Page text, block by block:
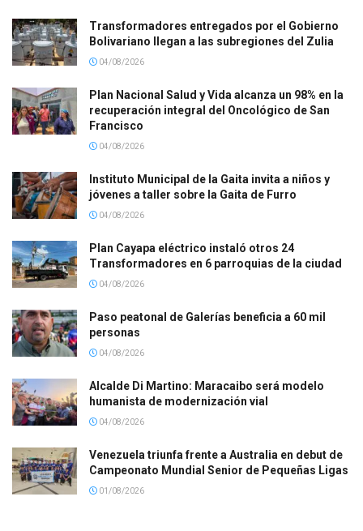
Transformadores entregados por el Gobierno
Bolivariano llegan a las subregiones del Zulia
04/08/2026
Plan Nacional Salud y Vida alcanza un 98% en la
recuperación integral del Oncológico de San
Francisco
04/08/2026
Instituto Municipal de la Gaita invita a niños y
jóvenes a taller sobre la Gaita de Furro
04/08/2026
Plan Cayapa eléctrico instaló otros 24
Transformadores en 6 parroquias de la ciudad
04/08/2026
Paso peatonal de Galerías beneficia a 60 mil
personas
04/08/2026
Alcalde Di Martino: Maracaibo será modelo
humanista de modernización vial
04/08/2026
Venezuela triunfa frente a Australia en debut de
Campeonato Mundial Senior de Pequeñas Ligas
01/08/2026